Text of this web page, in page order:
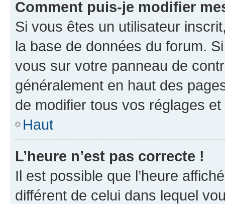
Comment puis-je modifier
Si vous êtes un utilisateur
la base de données du forum.
vous sur votre panneau de
généralement en haut des
de modifier tous vos réglages
Haut
L’heure n’est pas correcte !
Il est possible que l’heure
différent de celui dans lequel